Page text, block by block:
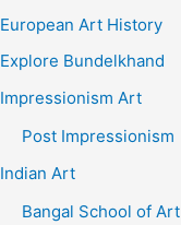
European Art History
Explore Bundelkhand
Impressionism Art
Post Impressionism
Indian Art
Bangal School of Art